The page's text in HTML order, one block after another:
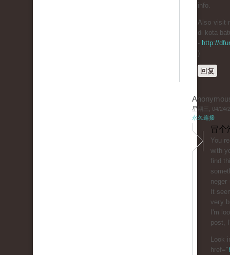
info.
Alsօ visit
di kota
- http://
)
回复
星期三, 04/24/
永久连接
冒个
You
ԝith
find
negeг
It
veгy
I'm
post,
Look
href="